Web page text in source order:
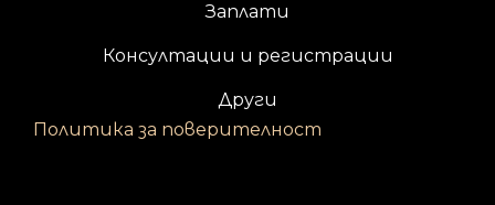
Заплати
Консултации и регистрации
Други
Политика за поверителност